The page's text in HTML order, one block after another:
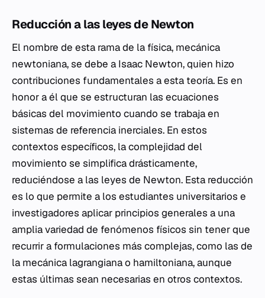
Reducción a las leyes de Newton
El nombre de esta rama de la física, mecánica
newtoniana, se debe a Isaac Newton, quien hizo
contribuciones fundamentales a esta teoría. Es en
honor a él que se estructuran las ecuaciones
básicas del movimiento cuando se trabaja en
sistemas de referencia inerciales. En estos
contextos específicos, la complejidad del
movimiento se simplifica drásticamente,
reduciéndose a las leyes de Newton. Esta reducción
es lo que permite a los estudiantes universitarios e
investigadores aplicar principios generales a una
amplia variedad de fenómenos físicos sin tener que
recurrir a formulaciones más complejas, como las de
la mecánica lagrangiana o hamiltoniana, aunque
estas últimas sean necesarias en otros contextos.